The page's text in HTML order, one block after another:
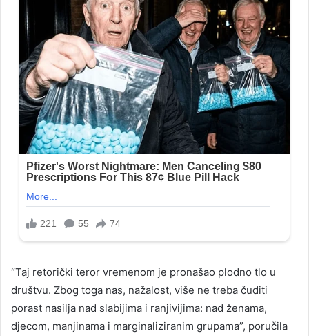
“Taj retorički teror vremenom je pronašao plodno tlo u
društvu. Zbog toga nas, nažalost, više ne treba čuditi
porast nasilja nad slabijima i ranjivijima: nad ženama,
djecom, manjinama i marginaliziranim grupama”, poručila